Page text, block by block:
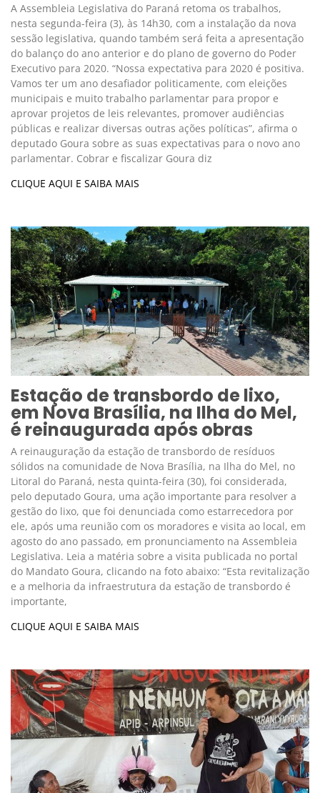
A Assembleia Legislativa do Paraná retoma os trabalhos,
nesta segunda-feira (3), às 14h30, com a instalação da nova
sessão legislativa, quando também será feita a apresentação
do balanço do ano anterior e do plano de governo do Poder
Executivo para 2020. “Nossa expectativa para 2020 é positiva.
Vamos ter um ano desafiador politicamente, com eleições
municipais e muito trabalho parlamentar para propor e
aprovar projetos de leis relevantes, promover audiências
públicas e realizar diversas outras ações políticas”, afirma o
deputado Goura sobre as suas expectativas para o novo ano
parlamentar. Cobrar e fiscalizar Goura diz
CLIQUE AQUI E SAIBA MAIS
Estação de transbordo de lixo,
em Nova Brasília, na Ilha do Mel,
é reinaugurada após obras
A reinauguração da estação de transbordo de resíduos
sólidos na comunidade de Nova Brasília, na Ilha do Mel, no
Litoral do Paraná, nesta quinta-feira (30), foi considerada,
pelo deputado Goura, uma ação importante para resolver a
gestão do lixo, que foi denunciada como estarrecedora por
ele, após uma reunião com os moradores e visita ao local, em
agosto do ano passado, em pronunciamento na Assembleia
Legislativa. Leia a matéria sobre a visita publicada no portal
do Mandato Goura, clicando na foto abaixo: “Esta revitalização
e a melhoria da infraestrutura da estação de transbordo é
importante,
CLIQUE AQUI E SAIBA MAIS